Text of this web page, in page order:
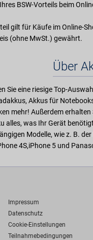
BSW-Vorteils beim
gilt für Käufe im Online-
(ohne MwSt.) gewährt.
Über
Sie eine riesige Top-
Akkus für
mehr! Außerdem
alles, was Ihr Gerät
Modelle, wie z. B.
4S,iPhone 5 und
Impressum
Datenschutz
Cookie-Einstellungen
Teilnahmebedingungen